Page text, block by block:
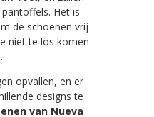
Het is
de schoenen vrij
niet te los komen
opvallen, en er
designs te
van Nueva